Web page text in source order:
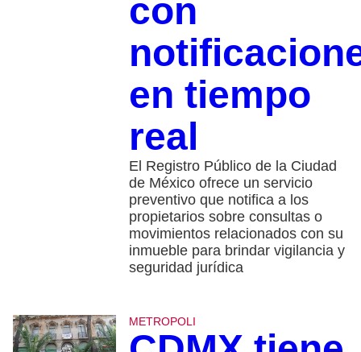
con
en tiempo
real
El Registro Público de la Ciudad
de México ofrece un servicio
preventivo que notifica a los
propietarios sobre consultas o
movimientos relacionados con su
inmueble para brindar vigilancia y
seguridad jurídica
METROPOLI